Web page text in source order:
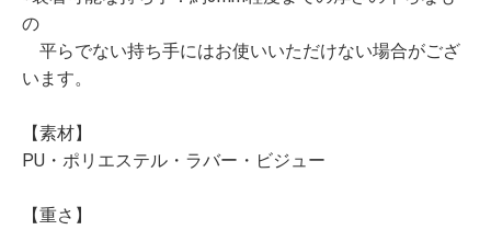
の
平らでない持ち手にはお使いいただけない場合がござ
います。
【素材】
PU・ポリエステル・ラバー・ビジュー
【重さ】